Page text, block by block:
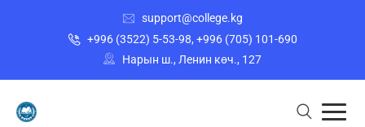
support@college.kg
+996 (3522) 5-53-98, +996 (705) 101-690
Нарын ш., Ленин көч., 127